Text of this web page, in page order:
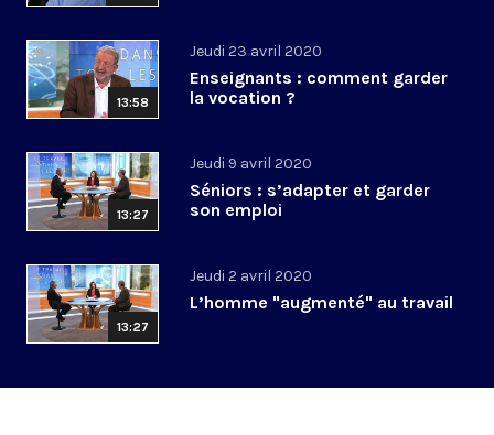
13:58
Jeudi 23 avril 2020
Enseignants : comment garder
la vocation ?
13:27
Jeudi 9 avril 2020
Séniors : s’adapter et garder
son emploi
13:27
Jeudi 2 avril 2020
L’homme "augmenté" au travail